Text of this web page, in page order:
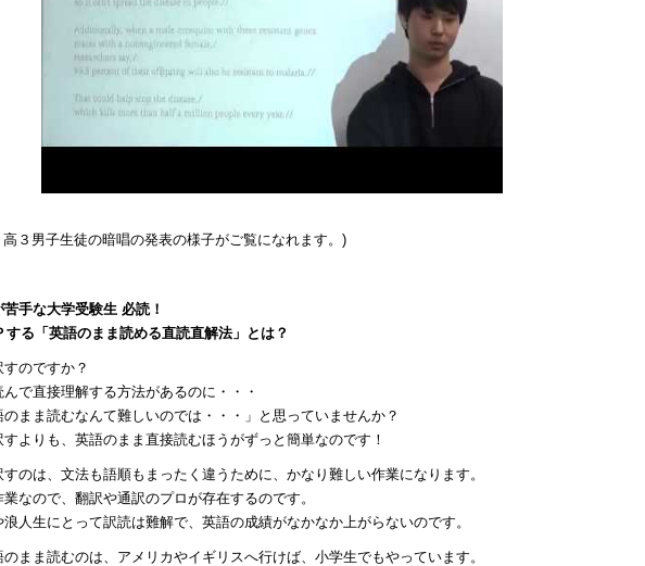
高３男子生徒の暗唱の発表の様子がご覧になれます。)
手な大学受験生 必読！
する「英語のまま読める直読直解法」とは？
のですか？
で直接理解する方法があるのに・・・
のまま読むなんて難しいのでは・・・」と思っていませんか？
よりも、英語のまま直接読むほうがずっと簡単なのです！
のは、文法も語順もまったく違うために、かなり難しい作業になります。
なので、翻訳や通訳のプロが存在するのです。
人生にとって訳読は難解で、英語の成績がなかなか上がらないのです。
まま読むのは、アメリカやイギリスへ行けば、小学生でもやっています。